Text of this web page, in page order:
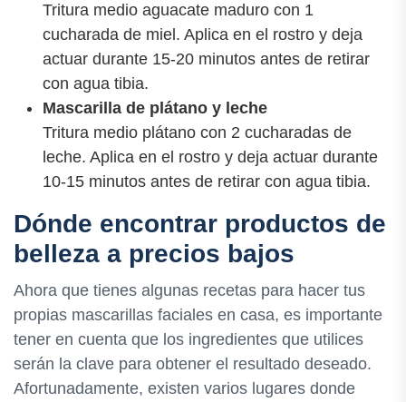
Tritura medio aguacate maduro con 1
cucharada de miel. Aplica en el rostro y deja
actuar durante 15-20 minutos antes de retirar
con agua tibia.
Mascarilla de plátano y leche
Tritura medio plátano con 2 cucharadas de
leche. Aplica en el rostro y deja actuar durante
10-15 minutos antes de retirar con agua tibia.
Dónde encontrar productos de
belleza a precios bajos
Ahora que tienes algunas recetas para hacer tus
propias mascarillas faciales en casa, es importante
tener en cuenta que los ingredientes que utilices
serán la clave para obtener el resultado deseado.
Afortunadamente, existen varios lugares donde